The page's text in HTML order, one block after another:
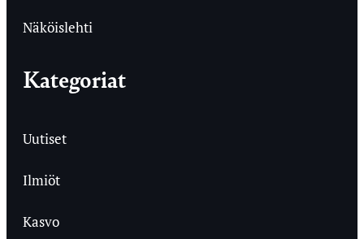
Näköislehti
Kategoriat
Uutiset
Ilmiöt
Kasvo